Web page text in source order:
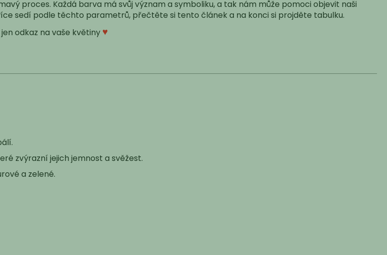
proces. Každá barva má svůj význam a symboliku, a tak nám může pomoci objevit naši
sedí podle těchto parametrů, přečtěte si tento článek a na konci si projděte tabulku.
odkaz na vaše květiny ♥
zvýrazní jejich jemnost a svěžest.
a zelené.